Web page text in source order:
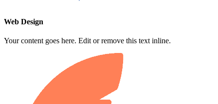
Web Design
Your content goes here. Edit or remove this text inline.